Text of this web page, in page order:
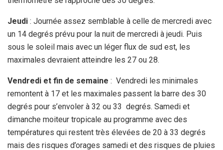
Jeudi : Journée assez semblable à celle de mercredi avec
un 14 degrés prévu pour la nuit de mercredi à jeudi. Puis
sous le soleil mais avec un léger flux de sud est, les
maximales devraient atteindre les 27 ou 28.
Vendredi et fin de semaine : Vendredi les minimales
remontent à 17 et les maximales passent la barre des 30
degrés pour s’envoler à 32 ou 33 degrés. Samedi et
dimanche moiteur tropicale au programme avec des
températures qui restent très élevées de 20 à 33 degrés
mais des risques d’orages samedi et des risques de pluies